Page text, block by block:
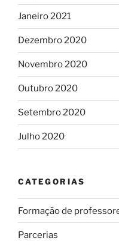
Janeiro 2021
Dezembro 2020
Novembro 2020
Outubro 2020
Setembro 2020
Julho 2020
CATEGORIAS
Formação de
Parcerias